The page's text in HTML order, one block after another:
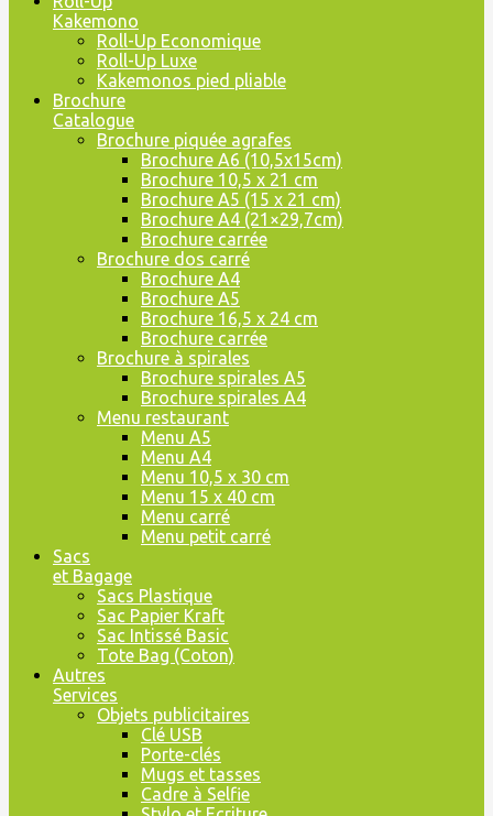
Kakemono
Roll-Up Economique
Roll-Up Luxe
Kakemonos pied pliable
Brochure
Catalogue
Brochure piquée agrafes
Brochure A6 (10,5x15cm)
Brochure 10,5 x 21 cm
Brochure A5 (15 x 21 cm)
Brochure A4 (21×29,7cm)
Brochure carrée
Brochure dos carré
Brochure A4
Brochure A5
Brochure 16,5 x 24 cm
Brochure carrée
Brochure à spirales
Brochure spirales A5
Brochure spirales A4
Menu restaurant
Menu A5
Menu A4
Menu 10,5 x 30 cm
Menu 15 x 40 cm
Menu carré
Menu petit carré
Sacs
et Bagage
Sacs Plastique
Sac Papier Kraft
Sac Intissé Basic
Tote Bag (Coton)
Autres
Services
Objets publicitaires
Clé USB
Porte-clés
Mugs et tasses
Cadre à Selfie